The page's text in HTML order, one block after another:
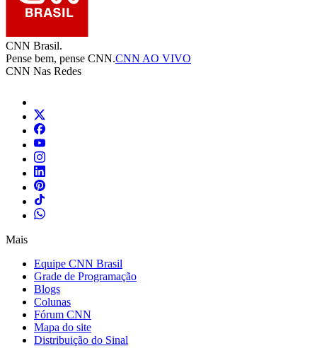
CNN Brasil.
Pense bem, pense CNN.CNN AO VIVO
CNN Nas Redes
Mais
Equipe CNN Brasil
Grade de Programação
Blogs
Colunas
Fórum CNN
Mapa do site
Distribuição do Sinal